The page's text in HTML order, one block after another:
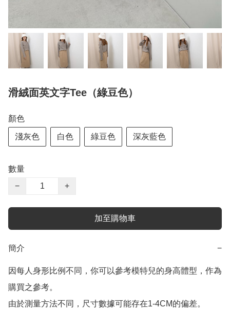
滑絨面英文字Tee（綠豆色）
顏色
淺灰色 白色 綠豆色 深灰藍色
數量
−
+
加至購物車
簡介 −
因每人身形比例不同，你可以參考模特兒的身高體型，作為
購買之參考。
由於測量方法不同，尺寸數據可能存在1-4CM的偏差。